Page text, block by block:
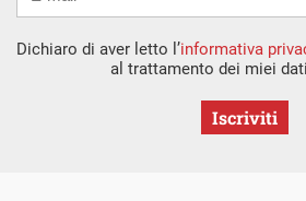
Dichiaro di aver letto l’informativa
al trattamento dei miei
Iscriviti